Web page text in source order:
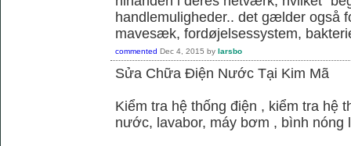
handlemuligheder.. det gælder også
mavesæk, fordøjelsessystem,
commented Dec 4, 2015 by larsbo
Sửa Chữa Điện Nước Tại Kim Mã
Kiểm tra hệ thống điện , kiểm tra hệ
nước, lavabor, máy bơm , bình nóng